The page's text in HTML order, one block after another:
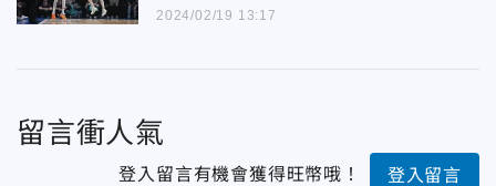
2024/02/19 13:17
留言衝人氣
登入留言有機會獲得旺幣哦！ 登入留言